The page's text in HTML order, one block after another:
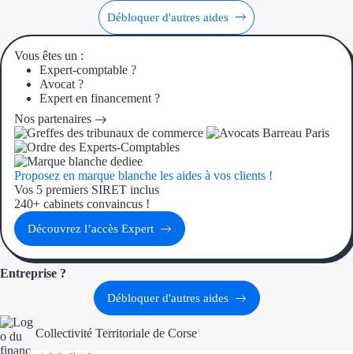
Aides Région
Aides Région
Aides Région
Aides Région
Débloquer d'autres aides
Vous êtes un :
Expert-comptable ?
Avocat ?
Expert en financement ?
Nos partenaires
Proposez en marque blanche les aides à vos clients !
Vos 5 premiers SIRET inclus
240+ cabinets convaincus !
Découvrez l’accès Expert
Entreprise ?
Débloquer d'autres aides
Collectivité Territoriale de Corse